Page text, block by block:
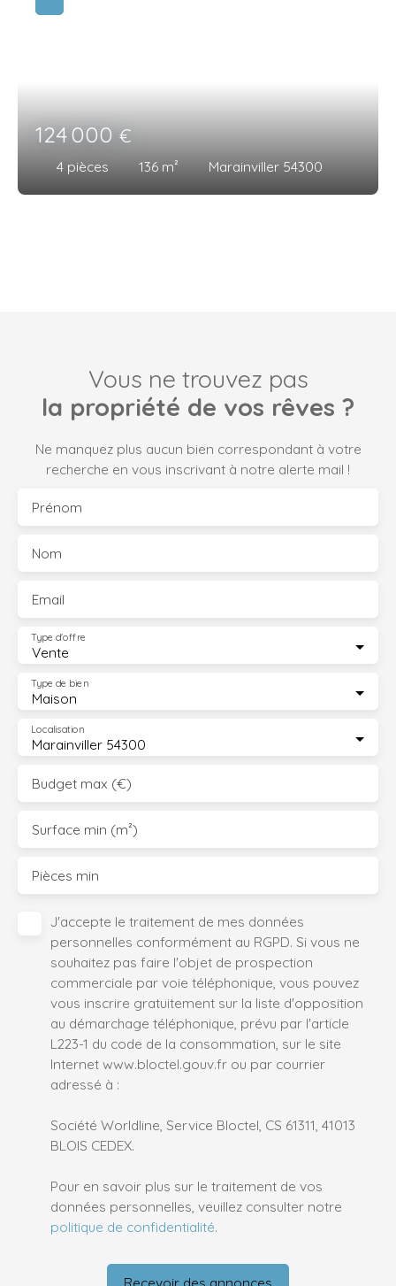
124 000€
4 pièces 136 m² Marainviller 54300
Vous ne trouvez pas
la propriété de vos rêves ?
Ne manquez plus aucun bien correspondant à votre
recherche en vous inscrivant à notre alerte mail !
Prénom
Nom
Email
Vente
Type d'offre
Maison
Type de bien
Marainviller 54300
Localisation
Budget max (€)
Surface min (m²)
Pièces min
J'accepte le traitement de mes données
personnelles conformément au RGPD. Si vous ne
souhaitez pas faire l'objet de prospection
commerciale par voie téléphonique, vous pouvez
vous inscrire gratuitement sur la liste d'opposition
au démarchage téléphonique, prévu par l'article
L223-1 du code de la consommation, sur le site
Internet www.bloctel.gouv.fr ou par courrier
adressé à :
Société Worldline, Service Bloctel, CS 61311, 41013
BLOIS CEDEX.
Pour en savoir plus sur le traitement de vos
données personnelles, veuillez consulter notre
politique de confidentialité.
Recevoir des annonces